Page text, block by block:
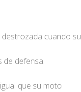
destrozada cuando su
de defensa.
que su moto